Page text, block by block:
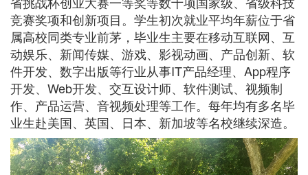
竞赛奖项和创新项目。学生初次就业平均年薪位于省
属高校同类专业前茅，毕业生主要在移动互联网、互
动娱乐、新闻传媒、游戏、影视动画、产品创新、软
件开发、数字出版等行业从事IT产品经理、App程序
开发、Web开发、交互设计师、软件测试、视频制
作、产品运营、音视频处理等工作。每年均有多名毕
业生赴美国、英国、日本、新加坡等名校继续深造。